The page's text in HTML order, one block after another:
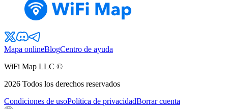
Mapa onlineBlogCentro de ayuda
WiFi Map LLC ©
2026 Todos los derechos reservados
Condiciones de usoPolítica de privacidadBorrar cuenta